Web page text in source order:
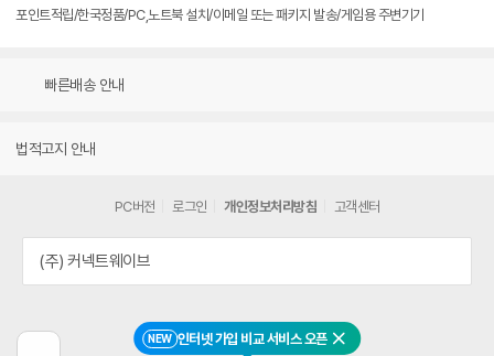
NEW 인터넷 가입 비교 서비스 오픈 닫기
포인트적립/한국정품/PC,노트북 설치/이메일 또는 패키지 발송/게임용 주변기기
빠른배송 안내
법적고지 안내
PC버전 로그인 개인정보처리방침 고객센터
(주) 커넥트웨이브